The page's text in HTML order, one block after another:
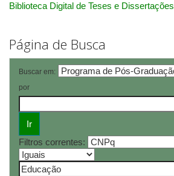
Biblioteca Digital de Teses e Dissertações
Página de Busca
Buscar em:
por
Filtros correntes: